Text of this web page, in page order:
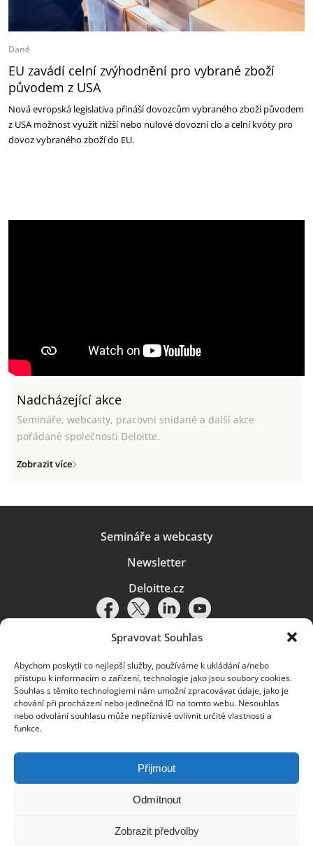
Spravovat Souhlas
Abychom poskytli co nejlepší služby, používáme k ukládání a/nebo
přístupu k informacím o zařízení, technologie jako jsou soubory cookies.
Souhlas s těmito technologiemi nám umožní zpracovávat údaje, jako je
chování při procházení nebo jedinečná ID na tomto webu. Nesouhlas
nebo odvolání souhlasu může nepříznivě ovlivnit určité vlastnosti a
funkce.
Přijmout
Odmítnout
Zobrazit předvolby
Daně
EU zavádí celní zvýhodnění pro vybrané zboží
původem z USA
Nová evropská legislativa přináší dovozcům vybraného zboží původem
z USA možnost využít nižší nebo nulové dovozní clo a celní kvóty pro
dovoz vybraného zboží do EU.
Nadcházející akce
Semináře, webcasty, pracovní snídaně a další akce
pořádané společností Deloitte.
Zobrazit více
Semináře a webcasty
Newsletter
Deloitte.cz
Pravidla používání|Ochrana osobních údajů|Soubory cookies |
Deloitte.cz
© 2026. Více informací najdete vPravidlech používání.
Deloitte označuje jednu či více společností globální sítě členských
a přidružené subjekty (souhrnně „organizace Deloitte“). Společnost DTTL
(rovněž označovaná jako „Deloitte Global“) a každá z jejích členských
společností a jejich přidružených subjektů je samostatným a nezávislým
právním subjektem, který není oprávněn zavazovat nebo přijímat závazky
za jinou z těchto členských společností a jejich přidružených subjektů ve
pochybení, nikoli za jednání či pochybení jiných členských společností či